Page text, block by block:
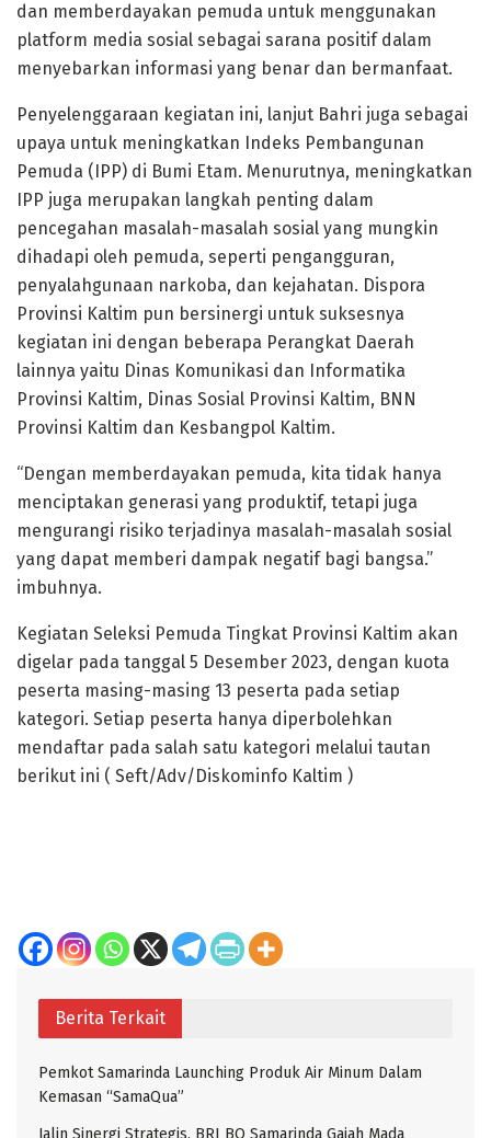
dan memberdayakan pemuda untuk menggunakan
platform media sosial sebagai sarana positif dalam
menyebarkan informasi yang benar dan bermanfaat.
Penyelenggaraan kegiatan ini, lanjut Bahri juga sebagai
upaya untuk meningkatkan Indeks Pembangunan
Pemuda (IPP) di Bumi Etam. Menurutnya, meningkatkan
IPP juga merupakan langkah penting dalam
pencegahan masalah-masalah sosial yang mungkin
dihadapi oleh pemuda, seperti pengangguran,
penyalahgunaan narkoba, dan kejahatan. Dispora
Provinsi Kaltim pun bersinergi untuk suksesnya
kegiatan ini dengan beberapa Perangkat Daerah
lainnya yaitu Dinas Komunikasi dan Informatika
Provinsi Kaltim, Dinas Sosial Provinsi Kaltim, BNN
Provinsi Kaltim dan Kesbangpol Kaltim.
“Dengan memberdayakan pemuda, kita tidak hanya
menciptakan generasi yang produktif, tetapi juga
mengurangi risiko terjadinya masalah-masalah sosial
yang dapat memberi dampak negatif bagi bangsa.”
imbuhnya.
Kegiatan Seleksi Pemuda Tingkat Provinsi Kaltim akan
digelar pada tanggal 5 Desember 2023, dengan kuota
peserta masing-masing 13 peserta pada setiap
kategori. Setiap peserta hanya diperbolehkan
mendaftar pada salah satu kategori melalui tautan
berikut ini ( Seft/Adv/Diskominfo Kaltim )
Berita Terkait
Pemkot Samarinda Launching Produk Air Minum Dalam
Kemasan “SamaQua”